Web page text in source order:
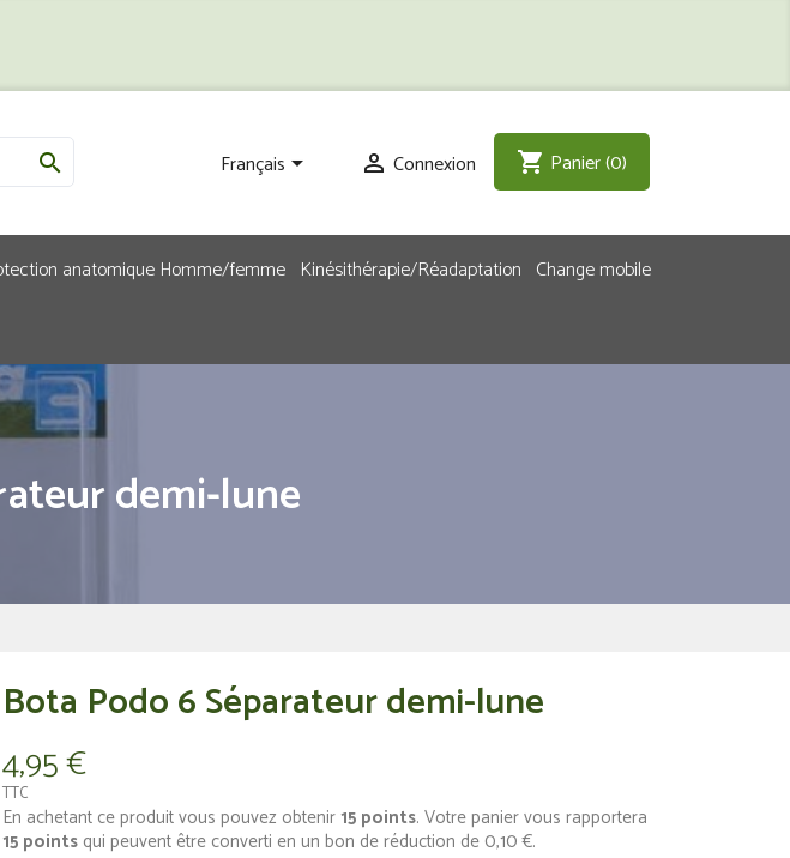
 Français  Connexion shopping_cart Panier(0)
anatomique Homme/femme Kinésithérapie/Réadaptation Change mobile
demi-lune
Bota Podo 6 Séparateur demi-lune
4,95 €
TTC
En achetant ce produit vous pouvez obtenir15 points. Votre panier vous rapportera
15 points qui peuvent être converti en un bon de réduction de 0,10 €.